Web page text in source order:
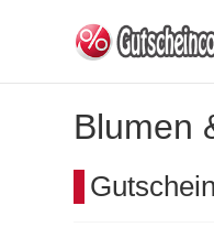
Blumen